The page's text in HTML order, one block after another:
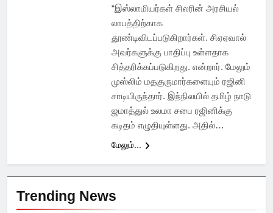
“இஸ்லாமியர்கள் சிலரின் அரசியல்
லாபத்திற்காக
தூண்டிவிடப்படுகிறார்கள். சிஏஏவால்
அவர்களுக்கு பாதிப்பு உள்ளதாக
சித்தரிக்கப்படுகிறது. என்றார். மேலும்
முஸ்லிம் மதகுருமார்களையும் ரஜினி
சாடியிருந்தார். இந்நிலயில் தமிழ் நாடு
ஜமாத்துல் உலமா சபை ரஜினிக்கு
கடிதம் எழுதியுள்ளது. அதில்…
மேலும்...
Trending News